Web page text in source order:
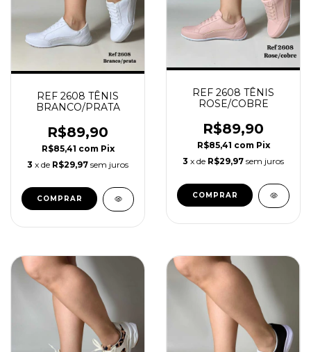
REF 2608 TÊNIS
BRANCO/PRATA
R$89,90
R$85,41 com Pix
3 x de R$29,97 sem juros
COMPRAR
REF 2608 TÊNIS
ROSE/COBRE
R$89,90
R$85,41 com Pix
3 x de R$29,97 sem juros
COMPRAR